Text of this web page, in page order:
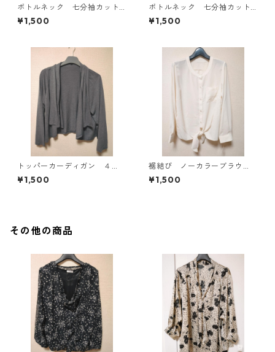
ボトルネック 七分袖カット
ソー ４Ｌ マスタード KA
E-4816
¥1,500
ボトルネック 七分袖カット
ソー ４Ｌ ティールグリー
ン KAE-4815
¥1,500
トッパーカーディガン ４
Ｌ グレー KAE-4814
¥1,500
裾結び ノーカラーブラウ
ス ３Ｌ アイボリー KAE-
4813
¥1,500
その他の商品